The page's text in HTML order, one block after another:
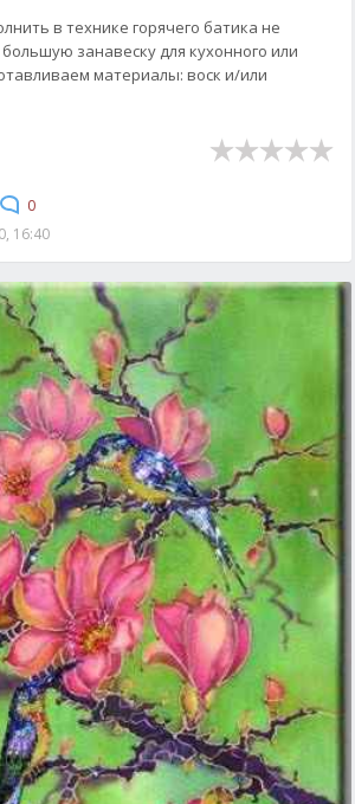
в технике горячего батика не
занавеску для кухонного или
материалы: воск и/или
0
16:40